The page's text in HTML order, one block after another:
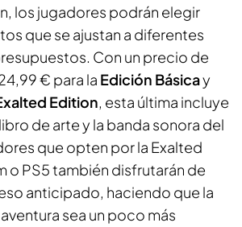
los jugadores podrán elegir
que se ajustan a diferentes
Con un precio de
€ para la Edición Básicay
Edition, esta última incluye
de arte y la banda sonora del
que opten por la Exalted
o PS5 también disfrutarán de
anticipado, haciendo que la
sea un poco más